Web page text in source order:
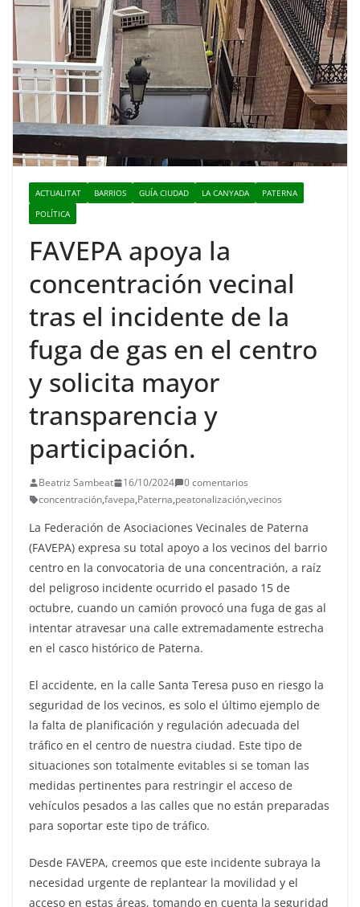
ACTUALITAT BARRIOS GUÍA CIUDAD LA CANYADA
PATERNA
POLÍTICA
FAVEPA apoya la
concentración vecinal
tras el incidente de la
fuga de gas en el centro
y solicita mayor
transparencia y
participación.
Beatriz Sambeat 16/10/2024
0 comentarios
concentración,favepa,Paterna,peatonalización,vecinos
La Federación de Asociaciones Vecinales de Paterna
(FAVEPA) expresa su total apoyo a los vecinos del barrio
centro en la convocatoria de una concentración, a raíz
del peligroso incidente ocurrido el pasado 15 de
octubre, cuando un camión provocó una fuga de gas al
intentar atravesar una calle extremadamente estrecha
en el casco histórico de Paterna.
El accidente, en la calle Santa Teresa puso en riesgo la
seguridad de los vecinos, es solo el último ejemplo de
la falta de planificación y regulación adecuada del
tráfico en el centro de nuestra ciudad. Este tipo de
situaciones son totalmente evitables si se toman las
medidas pertinentes para restringir el acceso de
vehículos pesados a las calles que no están preparadas
para soportar este tipo de tráfico.
Desde FAVEPA, creemos que este incidente subraya la
necesidad urgente de replantear la movilidad y el
acceso en estas áreas, tomando en cuenta la seguridad